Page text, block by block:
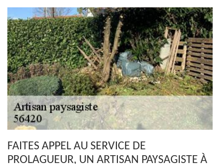
FAITES APPEL AU SERVICE DE
PROLAGUEUR, UN ARTISAN PAYSAGISTE À